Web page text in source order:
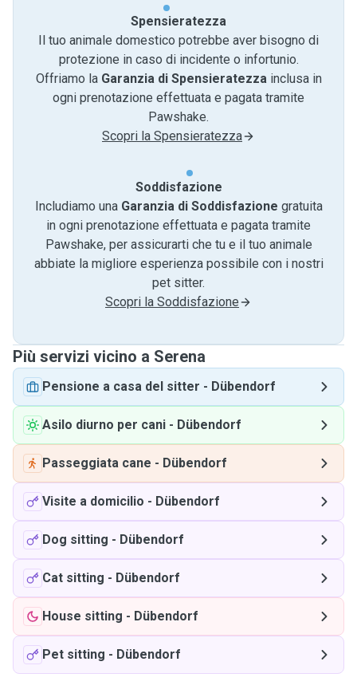
Spensieratezza
Il tuo animale domestico potrebbe aver bisogno di
protezione in caso di incidente o infortunio.
Offriamo la Garanzia di Spensieratezzainclusa in
ogni prenotazione effettuata e pagata tramite
Pawshake.
Scopri la Spensieratezza
Soddisfazione
Includiamo una Garanzia di Soddisfazione gratuita
in ogni prenotazione effettuata e pagata tramite
Pawshake, per assicurarti che tu e il tuo animale
abbiate la migliore esperienza possibile con i nostri
pet sitter.
Scopri la Soddisfazione
Più servizi vicino a Serena
Pensione a casa del sitter - Dübendorf
Asilo diurno per cani - Dübendorf
Passeggiata cane - Dübendorf
Visite a domicilio - Dübendorf
Dog sitting - Dübendorf
Cat sitting - Dübendorf
House sitting - Dübendorf
Pet sitting - Dübendorf